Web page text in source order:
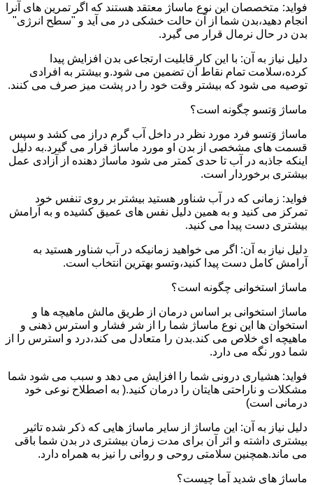
فواید: متخصصان این نوع ماساژ معتقد هستند که اگر تمرین های آنرا
انجام دهید،بدن شما از آن حالت خشکی در می آید و "سطح انرژی"
بدن در حال نرمال قرار می گیرد.
دلیل نیاز به آن: با این کار قابلیت ارتجاعی بدن افزایش پیدا
کرده،سلامت تمام نقاط آن تضمین می شود.و بیشتر به افرادی
توصیه می شود که بیشتر وقت خود را در پشت میز صرف می کنند.
ماساژ وَتسو چگونه است؟
ماساژ وَتسو فرد مورد نظر در داخل آب گرم دراز می کشد و سپس
قسمت های مشخصی از بدن او مورد ماساژ قرار می گیرد.به دلیل
اینکه جاذبه در آب تا حدی کمتر می شود ماساژ دهنده از آزادی عمل
بیشتری برخوردار است.
فواید: زمانی که در آب شناور هستید بیشتر بر روی تنفس خود
تمرکز می کنید و به همین دلیل نفس های عمیق کشیده و به آرامش
بیشتری دست پیدا می کنید.
دلیل نیاز به آن: اگر می خواهید زمانیکه در آب شناور هستید به
آرامش کامل دست پیدا کنید،وتسو بهترین انتخاب است.
ماساژ استخوانی چگونه است؟
ماساژ استخوانی بر اساس درمان از طریق مالش ماهیچه ها و
استخوان ها این نوع ماساژ شما را از شر فشار و استرس ذهنی و
ماهیچه ای خلاص می کند.بدن را متعادل می کند،درد و استرس را از
شما دور نگه می دارد.
فواید: هشیاری درونی شما را افزایش می دهد و سبب می شود شما
مشکلات و ناراحتی هایتان را درمان کنید.( به اصطلاح نوعی خود
درمانی است)
دلیل نیاز به آن: این ماساژ از سایر ماساژ هایی که ذکر شده تاثیر
بیشتری داشته و اثر آن برای مدت زمان بیشتری در بدن شما باقی
می ماند.همچنین سلامتی روحی و روانی را نیز به همراه دارد.
ماساژ های شدید آما چیست؟